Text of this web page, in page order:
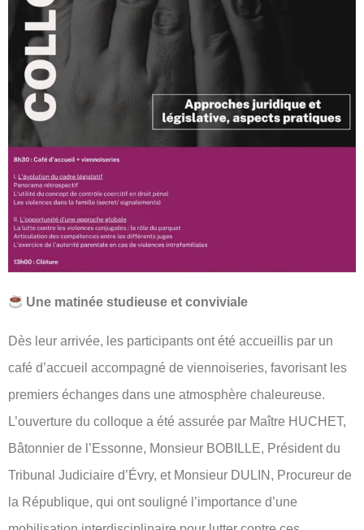
Une matinée studieuse et conviviale
Dès leur arrivée, les participants ont été accueillis par un
café d’accueil accompagné de viennoiseries, favorisant les
premiers échanges dans une atmosphère chaleureuse.
L’ouverture du colloque a été assurée par Maître HUCHET,
Bâtonnier de l’Essonne, Monsieur BOBILLE, Président du
Tribunal Judiciaire d’Évry, et Monsieur DULIN, Procureur de
la République, qui ont souligné l’importance d’une